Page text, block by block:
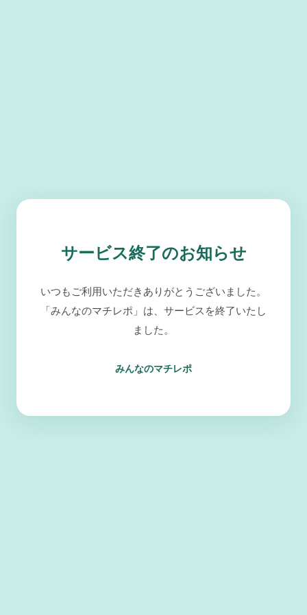
サービス終了のお知らせ
いつもご利用いただきありがとうございました。
「みんなのマチレポ」は、サービスを終了いたし
ました。
みんなのマチレポ